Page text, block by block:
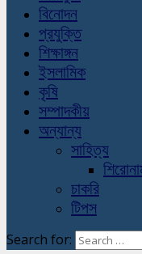
বিনোদন
প্রযুক্তি
শিক্ষাঙ্গন
ইসলামিক
কৃষি
সম্পাদকীয়
অন্যান্য
সাহিত্য
চাকরি
টিপস
Search for: